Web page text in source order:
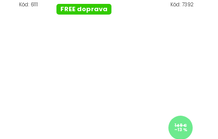
Kód: 6111 FREE doprava
149 €
–13 %
Kód: 7392